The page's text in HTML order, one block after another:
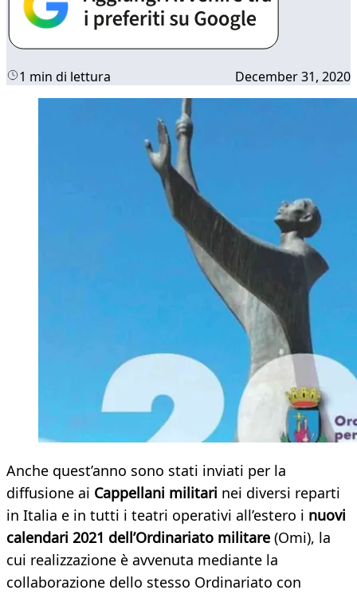
1 min di lettura December 31, 2020
Anche quest’anno sono stati inviati per la
diffusione ai Cappellani militari nei diversi reparti
in Italia e in tutti i teatri operativi all’estero i nuovi
calendari 2021 dell’Ordinariato militare (Omi), la
cui realizzazione è avvenuta mediante la
collaborazione dello stesso Ordinariato con